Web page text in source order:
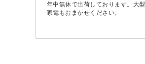
年中無休で出荷しております。大型
家電もおまかせください。